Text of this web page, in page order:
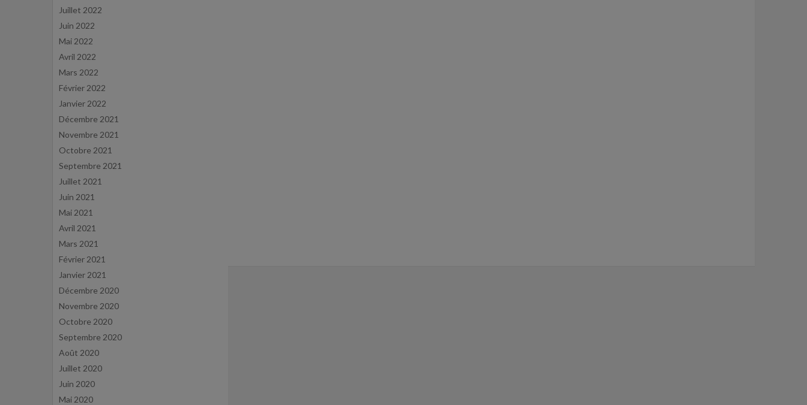
Juillet 2022
Juin 2022
Mai 2022
Avril 2022
Mars 2022
Février 2022
Janvier 2022
Décembre 2021
Novembre 2021
Octobre 2021
Septembre 2021
Juillet 2021
Juin 2021
Mai 2021
Avril 2021
Mars 2021
Février 2021
Janvier 2021
Décembre 2020
Novembre 2020
Octobre 2020
Septembre 2020
Août 2020
Juillet 2020
Juin 2020
Mai 2020